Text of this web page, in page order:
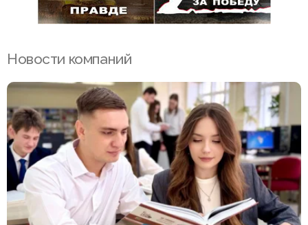
Новости компаний